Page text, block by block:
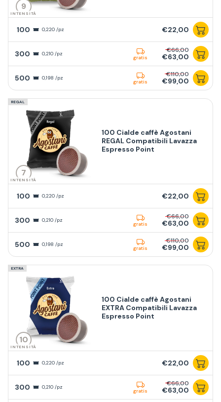
9
INTENSITÀ
100 0,220 /pz €22,00
300 0,210 /pz
gratis
€66,00
€63,00
500 0,198 /pz
gratis
€110,00
€99,00
REGAL
7
INTENSITÀ
100 Cialde caffè Agostani
REGAL Compatibili Lavazza
Espresso Point
100 0,220 /pz €22,00
300 0,210 /pz
gratis
€66,00
€63,00
500 0,198 /pz
gratis
€110,00
€99,00
EXTRA
10
INTENSITÀ
100 Cialde caffè Agostani
EXTRA Compatibili Lavazza
Espresso Point
100 0,220 /pz €22,00
300 0,210 /pz
gratis
€66,00
€63,00